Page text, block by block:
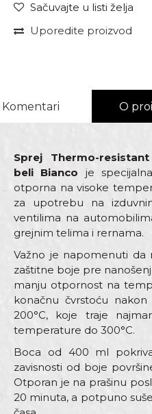
Sačuvajte u listi želja
Uporedite proizvod
Komentari O
Sprej Thermo-
beli Bianco je
otporna na visoke
za upotrebu na
ventilima na
grejnim telima i rernama.
Važno je napomenuti da
zaštitne boje pre
manju otpornost na
konačnu čvrstoću
200°C, koje traje
temperature do 300°C.
Boca od 400 ml
zavisnosti od boje
Otporan je na prašinu
20 minuta, a potpuno